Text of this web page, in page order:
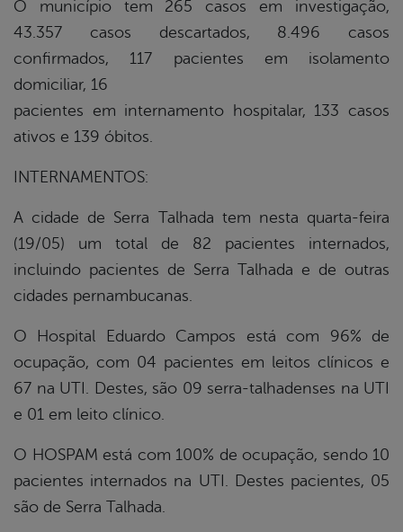
O município tem 265 casos em investigação,
43.357 casos descartados, 8.496 casos
confirmados, 117 pacientes em isolamento
domiciliar, 16
pacientes em internamento hospitalar, 133 casos
ativos e 139 óbitos.
INTERNAMENTOS:
A cidade de Serra Talhada tem nesta quarta-feira
(19/05) um total de 82 pacientes internados,
incluindo pacientes de Serra Talhada e de outras
cidades pernambucanas.
O Hospital Eduardo Campos está com 96% de
ocupação, com 04 pacientes em leitos clínicos e
67 na UTI. Destes, são 09 serra-talhadenses na UTI
e 01 em leito clínico.
O HOSPAM está com 100% de ocupação, sendo 10
pacientes internados na UTI. Destes pacientes, 05
são de Serra Talhada.